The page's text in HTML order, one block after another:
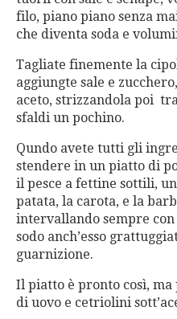
filo, piano piano senza
che diventa soda e
Tagliate finemente la
aggiungte sale e
aceto, strizzandola poi
sfaldi un pochino.
Qundo avete tutti gli
stendere in un piatto di
il pesce a fettine sottili,
patata, la carota, e la
intervallando sempre con
sodo anch’esso
guarnizione.
Il piatto è pronto così,
di uovo e cetriolini